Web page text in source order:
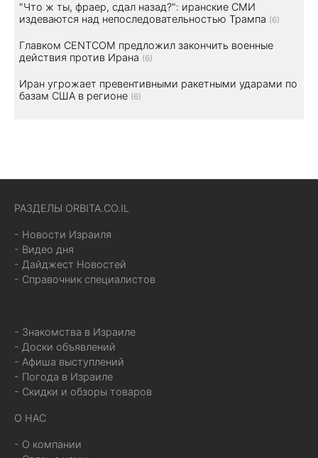
"Что ж ты, фраер, сдал назад?": иранские СМИ
издеваются над непоследовательностью Трампа (6)
Главком CENTCOM предложил закончить военные
действия против Ирана (6)
Иран угрожает превентивными ракетными ударами по
базам США в регионе (6)
РАЗДЕЛЫ ORBITA.CO.IL
- Новости Израиля
- Видео дня
- Дайджест Новостей
- Справочник специалистов
- Знакомства в Израиле
- Доски объявлений
- Афиша выступлений
- Погода в Израиле
- Скидки и обзоры товаров
О НАС
- О компании